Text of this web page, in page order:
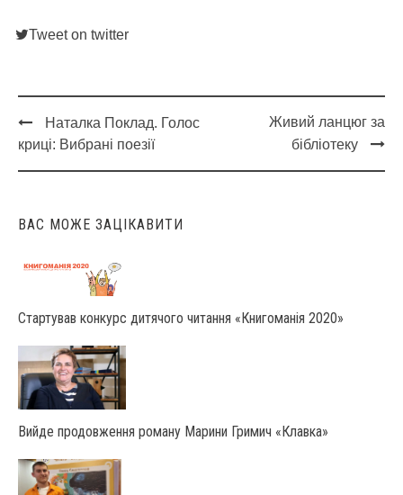
Tweet on twitter
Post
navigation
Наталка Поклад. Голос
криці: Вибрані поезії
Живий ланцюг за
бібліотеку
ВАС МОЖЕ ЗАЦІКАВИТИ
Стартував конкурс дитячого читання «Книгоманія 2020»
Вийде продовження роману Марини Гримич «Клавка»